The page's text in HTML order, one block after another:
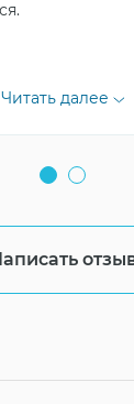
Читать далее